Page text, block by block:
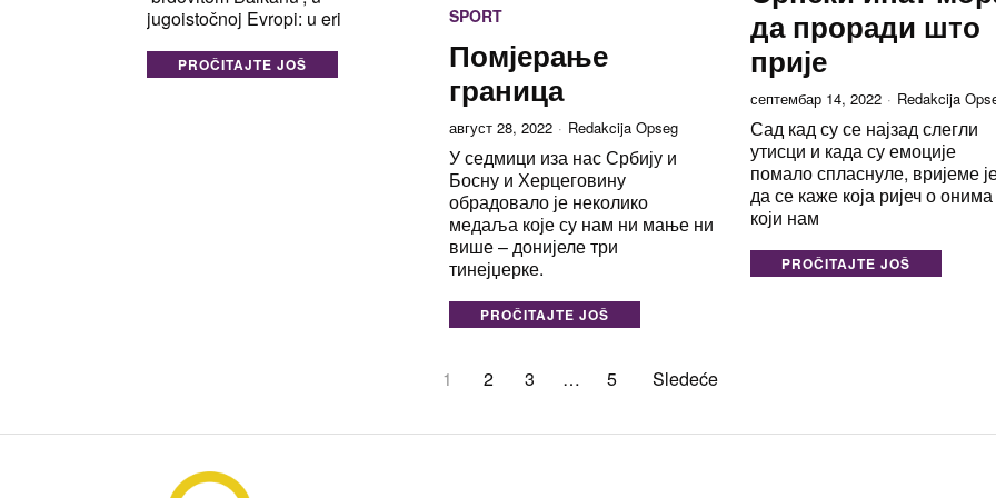
jugoistočnoj Evropi: u eri
PROČITAJTE JOŠ
да проради што
прије
септембар 14, 2022 Redakcija
Сад кад су се најзад слегли
утисци и када су емоције
помало спласнуле, вријеме
да се каже која ријеч о онима
који нам
PROČITAJTE JOŠ
SPORT
Помјерање
граница
август 28, 2022 Redakcija Opseg
У седмици иза нас Србију и
Босну и Херцеговину
обрадовало је неколико
медаља које су нам ни мање ни
више – донијеле три
тинејџерке.
PROČITAJTE JOŠ
1 2 3 … 5 Sledeće